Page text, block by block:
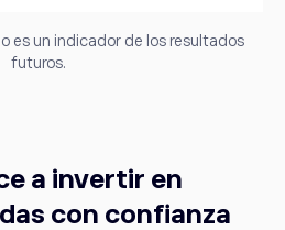
es un indicador de los resultados
futuros.
a invertir en
con confianza